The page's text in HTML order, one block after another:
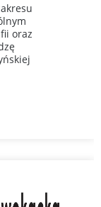
oraz